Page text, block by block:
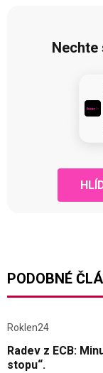
Nechte
PODOBNÉ
Roklen24
Radev z ECB:
stopu“.